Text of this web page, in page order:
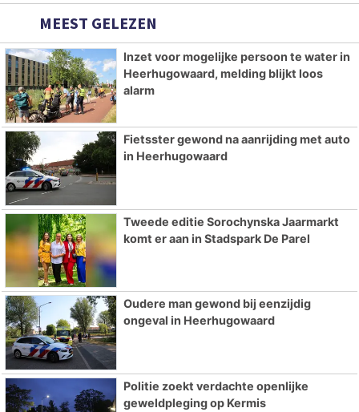
MEEST GELEZEN
Inzet voor mogelijke persoon te water in
Heerhugowaard, melding blijkt loos
alarm
Fietsster gewond na aanrijding met auto
in Heerhugowaard
Tweede editie Sorochynska Jaarmarkt
komt er aan in Stadspark De Parel
Oudere man gewond bij eenzijdig
ongeval in Heerhugowaard
Politie zoekt verdachte openlijke
geweldpleging op Kermis